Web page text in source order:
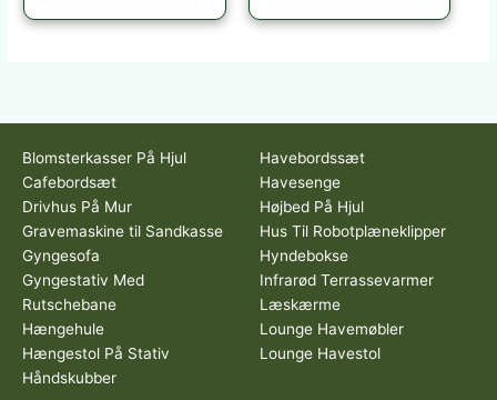
Blomsterkasser På Hjul
Cafebordsæt
Drivhus På Mur
Gravemaskine til Sandkasse
Gyngesofa
Gyngestativ Med
Rutschebane
Hængehule
Hængestol På Stativ
Håndskubber
Havebordssæt
Havesenge
Højbed På Hjul
Hus Til Robotplæneklipper
Hyndebokse
Infrarød Terrassevarmer
Læskærme
Lounge Havemøbler
Lounge Havestol